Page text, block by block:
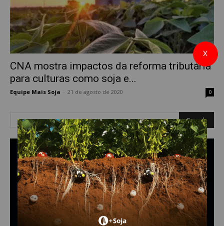
CNA mostra impactos da reforma tributária
para culturas como soja e...
Equipe Mais Soja 21 de agosto de 2020 0
X